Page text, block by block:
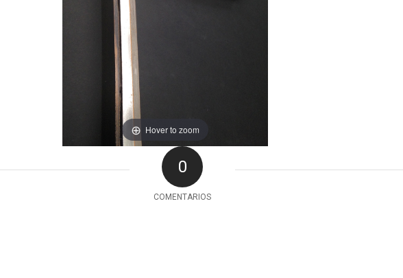
Hover to zoom
0
COMENTARIOS